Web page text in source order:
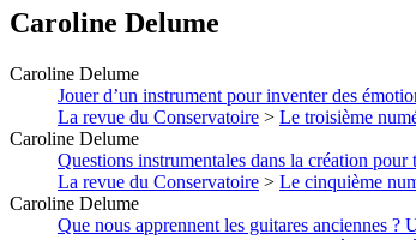
Caroline Delume
Caroline Delume
Jouer d’un instrument pour inventer des
La revue du Conservatoire > Le troisième
Caroline Delume
Questions instrumentales dans la création pour
La revue du Conservatoire > Le cinquième
Caroline Delume
Que nous apprennent les guitares anciennes